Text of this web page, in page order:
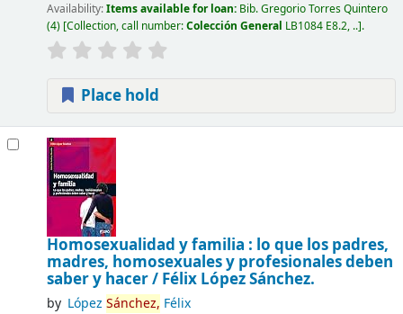
Availability:Items available for loan: Bib. Gregorio Torres Quintero
(4) Collection, call number:Colección General LB1084 E8.2, .. .
Place hold
Homosexualidad y familia : lo que los padres,
madres, homosexuales y profesionales deben
saber y hacer / Félix López Sánchez.
by López Sánchez, Félix